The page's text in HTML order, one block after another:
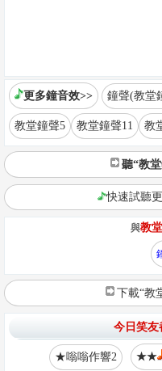
更多鐘音效>> 鐘聲(教堂
教堂鐘聲5 教堂鐘聲11 教
聽“教
快速試聽
與教
下載“教
今日笑友
★嗡嗡作響2 ★★